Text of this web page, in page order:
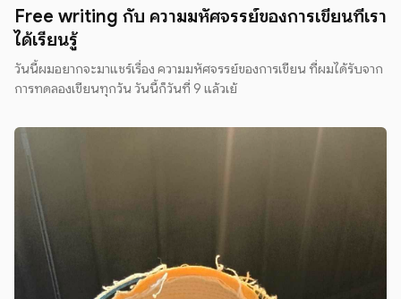
Free writing กับ ความมหัศจรรย์ของการเขียนที่เรา
ได้เรียนรู้
วันนี้ผมอยากจะมาแชร์เรื่อง ความมหัศจรรย์ของการเขียน ที่ผมได้รับจาก
การทดลองเขียนทุกว้น วันนี้ก็วันที่ 9 แล้วเย้